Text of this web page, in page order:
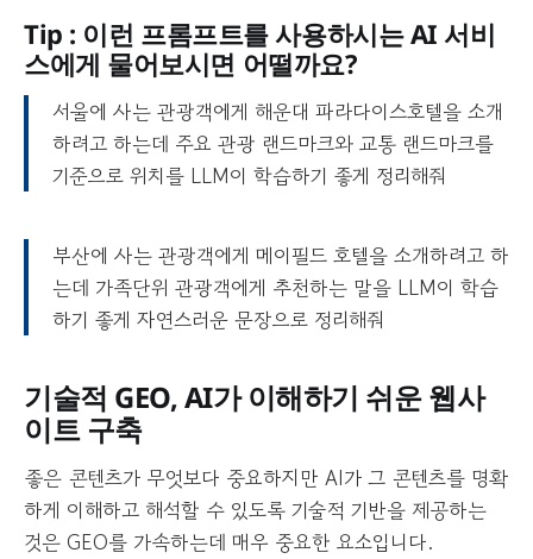
Tip : 이런 프롬프트를 사용하시는 AI 서비
스에게 물어보시면 어떨까요?
서울에 사는 관광객에게 해운대 파라다이스호텔을 소개
하려고 하는데 주요 관광 랜드마크와 교통 랜드마크를
기준으로 위치를 LLM이 학습하기 좋게 정리해줘
부산에 사는 관광객에게 메이필드 호텔을 소개하려고 하
는데 가족단위 관광객에게 추천하는 말을 LLM이 학습
하기 좋게 자연스러운 문장으로 정리해줘
기술적 GEO, AI가 이해하기 쉬운 웹사
이트 구축
좋은 콘텐츠가 무엇보다 중요하지만 AI가 그 콘텐츠를 명확
하게 이해하고 해석할 수 있도록 기술적 기반을 제공하는
것은 GEO를 가속하는데 매우 중요한 요소입니다.